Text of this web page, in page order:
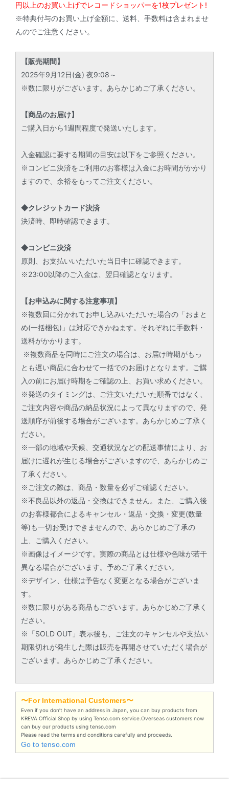
円以上のお買い上げでレコードショッパーを1枚プレゼント!
※特典付与のお買い上げ金額に、送料、手数料は含まれませ
んのでご注意ください。
【販売期間】
2025年9月12日(金) 夜9:08～
※数に限りがございます。あらかじめご了承ください。
【商品のお届け】
ご購入日から1週間程度で発送いたします。
入金確認に要する期間の目安は以下をご参照ください。
※コンビニ決済をご利用のお客様は入金にお時間がかかり
ますので、余裕をもってご注文ください。
◆クレジットカード決済
決済時、即時確認できます。
◆コンビニ決済
原則、お支払いいただいた当日中に確認できます。
※23:00以降のご入金は、翌日確認となります。
【お申込みに関する注意事項】
※複数回に分かれてお申し込みいただいた場合の「おまと
め(一括梱包)」は対応できかねます。それぞれに手数料・
送料がかかります。
※複数商品を同時にご注文の場合は、お届け時期がもっ
とも遅い商品に合わせて一括でのお届けとなります。ご購
入の前にお届け時期をご確認の上、お買い求めください。
※発送のタイミングは、ご注文いただいた順番ではなく、
ご注文内容や商品の納品状況によって異なりますので、発
送順序が前後する場合がございます。あらかじめご了承く
ださい。
※一部の地域や天候、交通状況などの配送事情により、お
届けに遅れが生じる場合がございますので、あらかじめご
了承ください。
※ご注文の際は、商品・数量を必ずご確認ください。
※不良品以外の返品・交換はできません。また、ご購入後
のお客様都合によるキャンセル・返品・交換・変更(数量
等)も一切お受けできませんので、あらかじめご了承の
上、ご購入ください。
※画像はイメージです。実際の商品とは仕様や色味が若干
異なる場合がございます。予めご了承ください。
※デザイン、仕様は予告なく変更となる場合がございま
す。
※数に限りがある商品もございます。あらかじめご了承く
ださい。
※「SOLD OUT」表示後も、ご注文のキャンセルや支払い
期限切れが発生した際は販売を再開させていただく場合が
ございます。あらかじめご了承ください。
〜For International Customers〜
Even if you don’t have an address in Japan, you can buy products from
KREVA Official Shop by using Tenso.com service.Overseas customers now
can buy our products using tenso.com
Please read the terms and conditions carefully and proceeds.
Go to tenso.com